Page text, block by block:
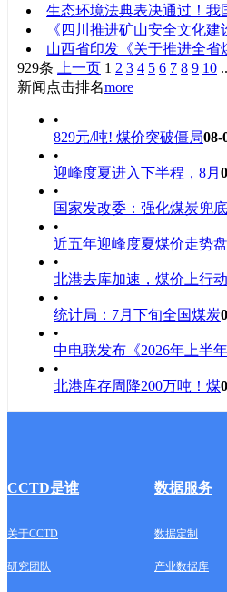
生态环境法典表决通过！我
《四川推进矿山安全文化
山西省印发《关于推进全省
929条
上一页 1 2 3 4 5 6 7 8 9 10 ..
新闻点击排名more
•
829元/吨! 煤价突破僵局08-
•
迎峰度夏进入下半程，8月
•
国家发改委：强化煤炭兜底
•
近五年迎峰度夏煤价走势盘
•
北港去库加速，煤价上行动
•
统计局：7月下旬全国煤炭
•
中电联发布《2026年上半年
•
北港库存周降200万吨！煤
CCTD是谁 数据服务
关于CCTD 数据定制
研究团队 产业数据库